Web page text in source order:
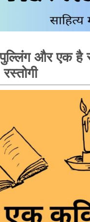
और एक है
रस्तोगी